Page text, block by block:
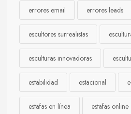
errores email errores leads
escultores surrealistas
esculturas innovadoras
estabilidad estacional
estafas en línea estafas online